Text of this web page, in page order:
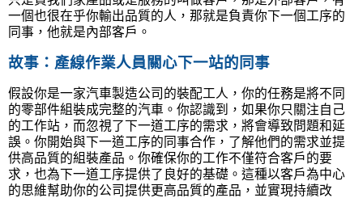
一個也很在乎你輸出品質的人，那就是負責你下一個工序的
同事，他就是內部客戶。
故事：產線作業人員關心下一站的同事
假設你是一家汽車製造公司的裝配工人，你的任務是將不同
的零部件組裝成完整的汽車。你認識到，如果你只關注自己
的工作站，而忽視了下一道工序的需求，將會導致問題和延
誤。你開始與下一道工序的同事合作，了解他們的需求並提
供高品質的組裝產品。你確保你的工作不僅符合客戶的要
求，也為下一道工序提供了良好的基礎。這種以客戶為中心
的思維幫助你的公司提供更高品質的產品，並實現持續改